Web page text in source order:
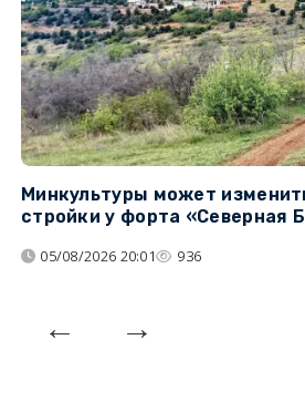
Минкультуры может
стройки у форта «Северная
05/08/2026 20:01 936